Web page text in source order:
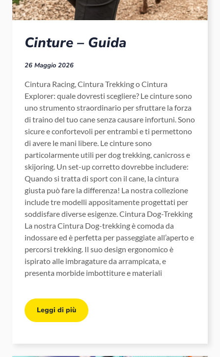
Cinture – Guida
26 Maggio 2026
Cintura Racing, Cintura Trekking o Cintura
Explorer: quale dovresti scegliere? Le cinture sono
uno strumento straordinario per sfruttare la forza
di traino del tuo cane senza causare infortuni. Sono
sicure e confortevoli per entrambi e ti permettono
di avere le mani libere. Le cinture sono
particolarmente utili per dog trekking, canicross e
skijoring. Un set-up corretto dovrebbe includere:
Quando si tratta di sport con il cane, la cintura
giusta può fare la differenza! La nostra collezione
include tre modelli appositamente progettati per
soddisfare diverse esigenze. Cintura Dog-Trekking
La nostra Cintura Dog-trekking è comoda da
indossare ed è perfetta per passeggiate all’aperto e
percorsi trekking. Il suo design ergonomico è
ispirato alle imbragature da arrampicata, e
presenta morbide imbottiture e materiali
Leggi di più